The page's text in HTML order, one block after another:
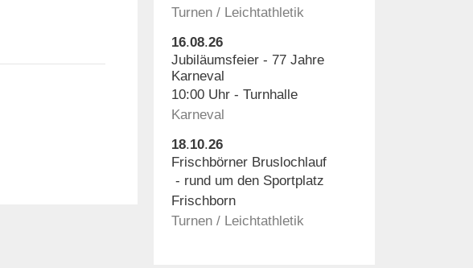
Turnen / Leichtathletik
16.08.26
Jubiläumsfeier - 77 Jahre
Karneval
10:00
Turnhalle
Karneval
18.10.26
Frischbörner Bruslochlauf
rund um den Sportplatz
Frischborn
Turnen / Leichtathletik